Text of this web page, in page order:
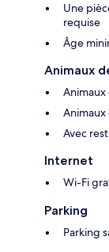
Une
requise
Âge
Animaux
Animaux
Avec
Internet
Wi-Fi
Parking
Parking